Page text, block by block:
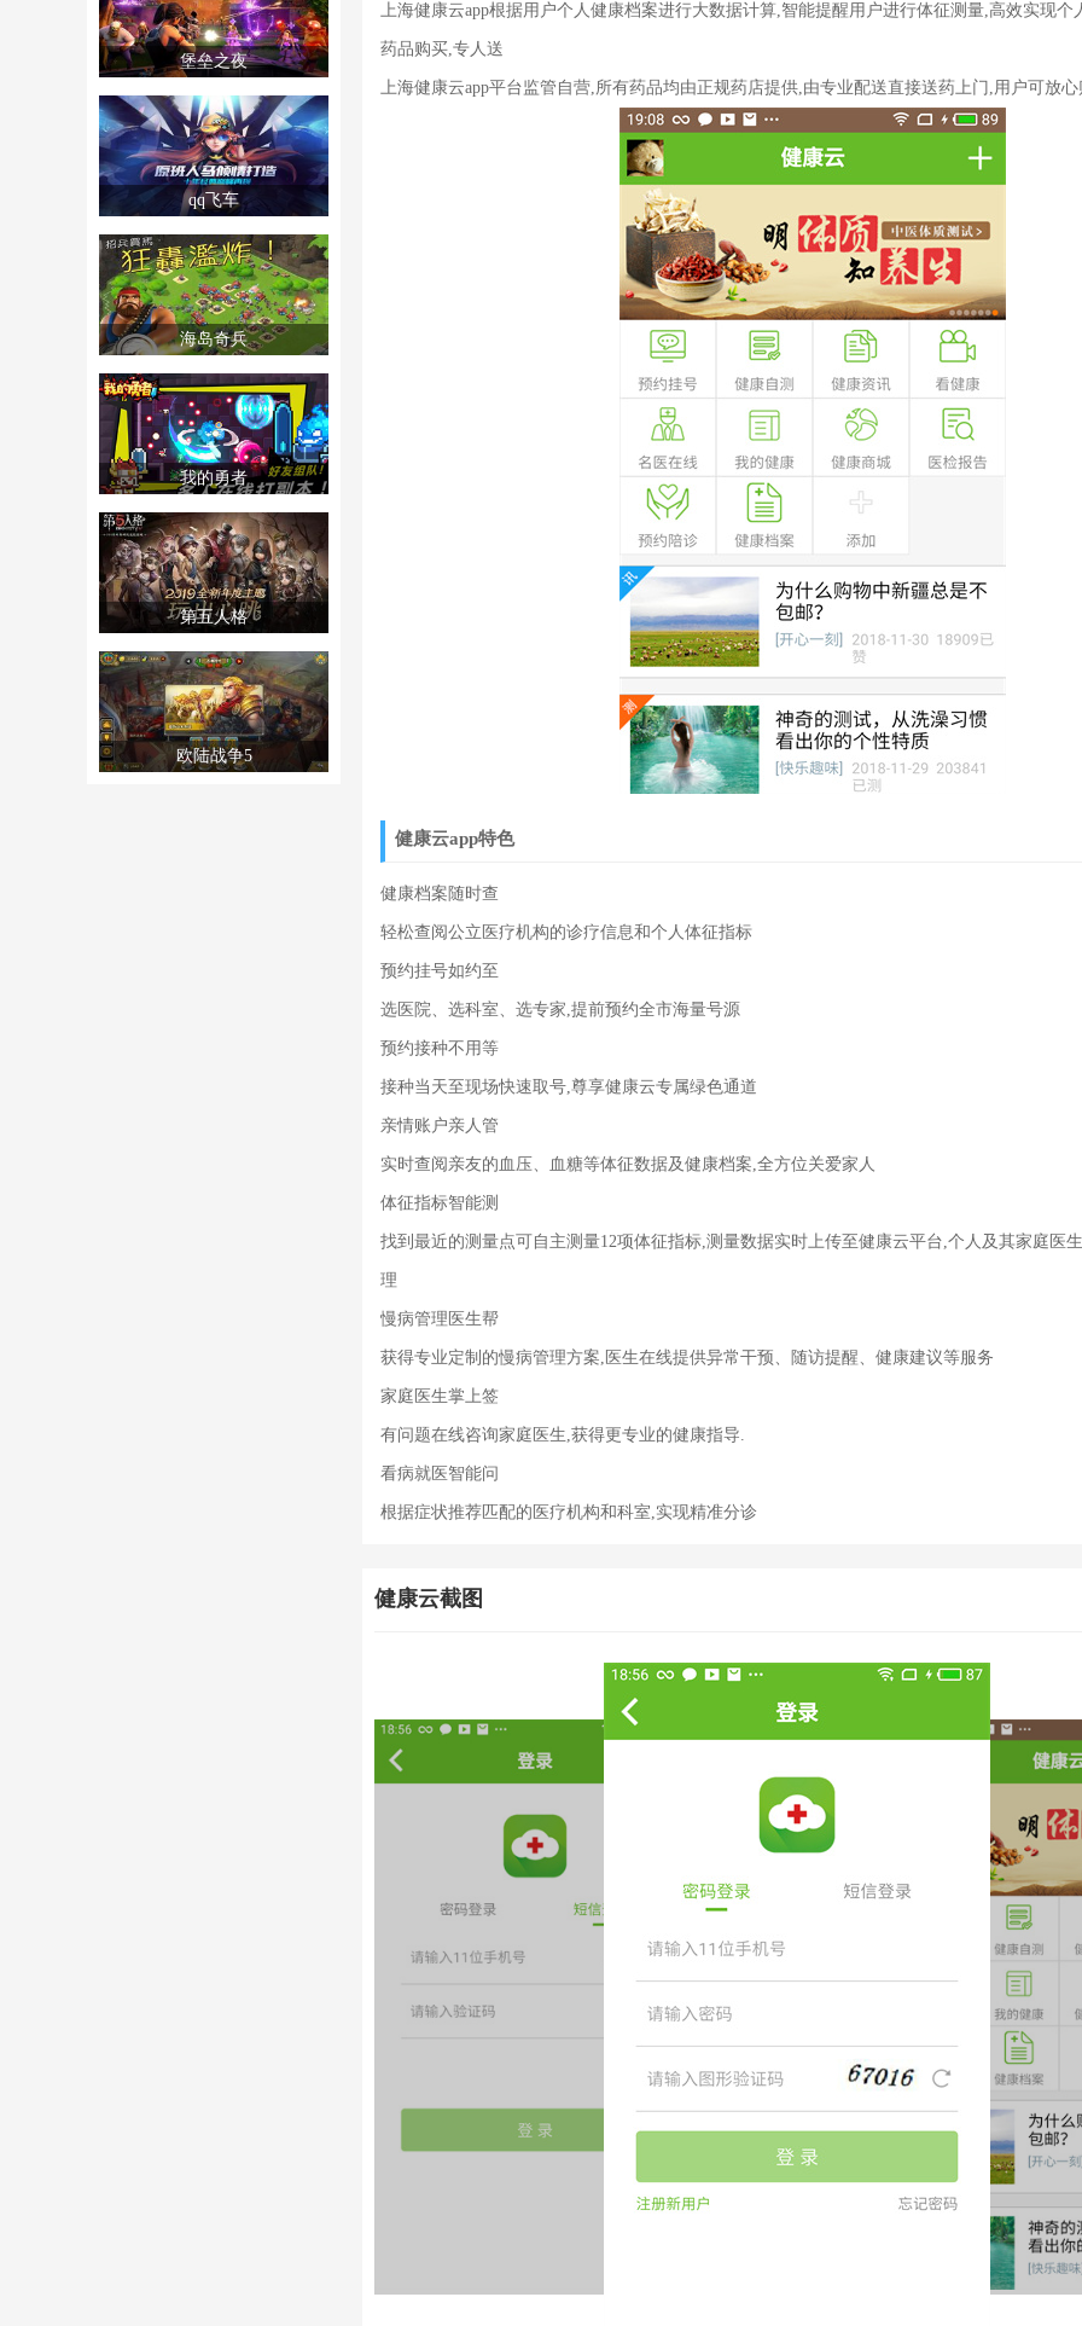
堡垒之夜
qq飞车
海岛奇兵
我的勇者
第五人格
欧陆战争5
上海健康云app根据用户个人健康档案进行大数据计算,智能提醒用户进行体征测量,高效实现个
药品购买,专人送
上海健康云app平台监管自营,所有药品均由正规药店提供,由专业配送直接送药上门,用户可放心
健康云app特色
健康档案随时查
轻松查阅公立医疗机构的诊疗信息和个人体征指标
预约挂号如约至
选医院、选科室、选专家,提前预约全市海量号源
预约接种不用等
接种当天至现场快速取号,尊享健康云专属绿色通道
亲情账户亲人管
实时查阅亲友的血压、血糖等体征数据及健康档案,全方位关爱家人
体征指标智能测
找到最近的测量点可自主测量12项体征指标,测量数据实时上传至健康云平台,个人及其家庭医
理
慢病管理医生帮
获得专业定制的慢病管理方案,医生在线提供异常干预、随访提醒、健康建议等服务
家庭医生掌上签
有问题在线咨询家庭医生,获得更专业的健康指导.
看病就医智能问
根据症状推荐匹配的医疗机构和科室,实现精准分诊
健康云截图